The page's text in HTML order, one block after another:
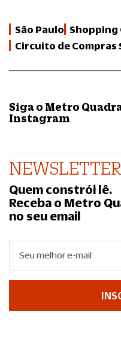
São Paulo Shopping
Circuito de Compras
Siga o Metro
Instagram
NEWSLETTER
Quem constrói lê.
Receba o Metro
no seu email